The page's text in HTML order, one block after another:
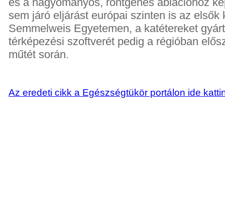
sem járó eljárást európai szinten is az elsők
Semmelweis Egyetemen, a katétereket
térképezési szoftverét pedig a régióban
műtét során.
Az eredeti cikk a Egészségtükör portálon ide